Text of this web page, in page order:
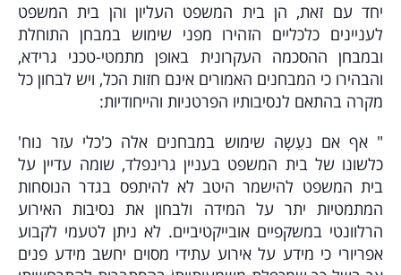
יחד עם זאת, הן בית המשפט העליון והן בית המשפט
לעניינים כלכליים הזהירו מפני שימוש במבחן התוחלת
ובמבחן ההסכמה העקרונית באופן מתמטי-טכני גרידא,
והבהירו כי המבחנים האמורים אינם חזות הכל, ויש לבחון כל
מקרה בהתאם לנסיבותיו הפרטניות והייחודיות:
" אף אם נעֵשָה שימוש במבחנים אלה כ'כלי עזר נוח'
כלשונו של בית המשפט בעניין גרינפלד, שומה עדיין על
בית המשפט להישמר היטב לא להיתפס בגדר הנוסחות
המתמטיות יתר על המידה ולבחון את נסיבות האירוע
הרלוונטי במשקפיים אובייקטיביים. לא ניתן לטעמי לקבוע
אפריורי כי מידע על אירוע עתידי מסוים יחשב מידע פנים